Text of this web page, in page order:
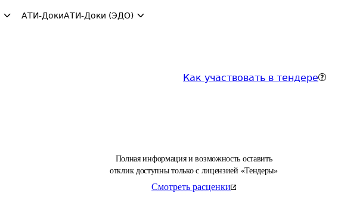
АТИ-ДокиАТИ-Доки (ЭДО)
Как участвовать в тендере
Полная информация и возможность оставить
отклик доступны только с лицензией «Тендеры»
Смотреть расценки